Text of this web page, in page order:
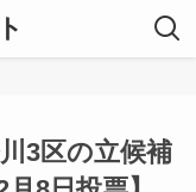
3区の立候補